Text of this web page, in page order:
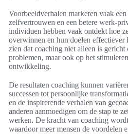
Voorbeeldverhalen markeren vaak
zelfvertrouwen en een betere werk-
individuen hebben vaak ontdekt hoe
overwinnen en hun doelen effectiever
zien dat coaching niet alleen is gericht
problemen, maar ook op het
ontwikkeling.
De resultaten coaching kunnen
successen tot persoonlijke
en de inspirerende verhalen van
anderen aanmoedigen om de stap te
werken. De kracht van coaching
waardoor meer mensen de voordelen